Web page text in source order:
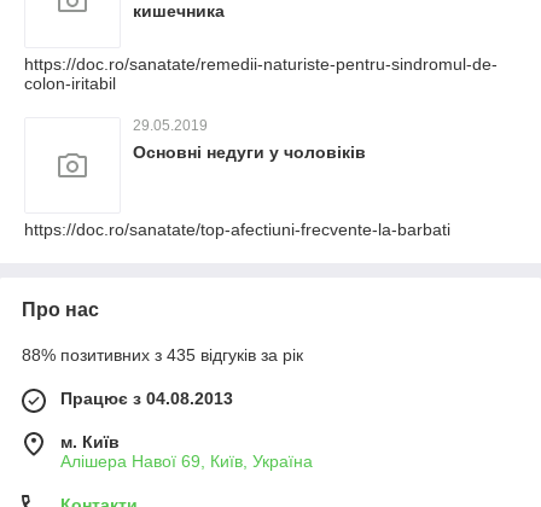
кишечника
https://doc.ro/sanatate/remedii-naturiste-pentru-sindromul-de-
colon-iritabil
29.05.2019
Основні недуги у чоловіків
https://doc.ro/sanatate/top-afectiuni-frecvente-la-barbati
Про нас
88% позитивних з 435 відгуків за рік
Працює з 04.08.2013
м. Київ
Алішера Навої 69, Київ, Україна